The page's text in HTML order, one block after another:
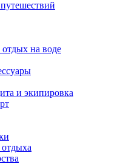
на воде
и экипировка